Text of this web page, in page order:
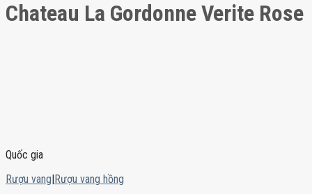
Chateau La Gordonne Verite Rose
Quốc gia
Rượu vang|Rượu vang hồng